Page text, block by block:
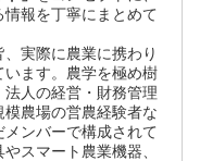
報を丁寧にまとめて
実際に農業に携わり
ます。農学を極め樹
人の経営・財務管理
農場の営農経験者な
ンバーで構成されて
スマート農業機器、